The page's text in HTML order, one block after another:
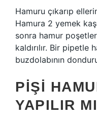
Hamuru çıkarıp
Hamura 2 yemek
sonra hamur
kaldırılır. Bir pipetle
buzdolabının
PIŞI
YAPILIR